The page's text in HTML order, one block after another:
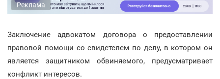
Реклама
Заключение адвокатом договора о предоставлении
правовой помощи со свидетелем по делу, в котором он
является защитником обвиняемого, предусматривает
конфликт интересов.